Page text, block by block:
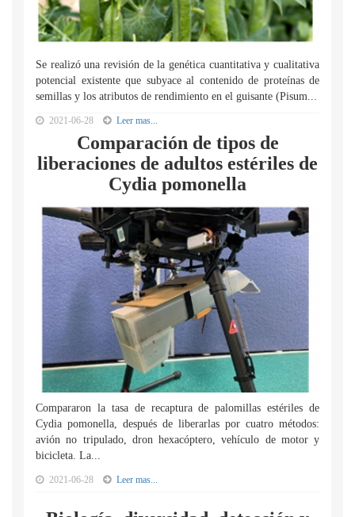
Se realizó una revisión de la genética cuantitativa y cualitativa
potencial existente que subyace al contenido de proteínas de
semillas y los atributos de rendimiento en el guisante (Pisum...
2021-06-28 Leer mas...
Comparación de tipos de
liberaciones de adultos estériles de
Cydia pomonella
Compararon la tasa de recaptura de palomillas estériles de
Cydia pomonella, después de liberarlas por cuatro métodos:
avión no tripulado, dron hexacóptero, vehículo de motor y
bicicleta. La...
2021-06-28 Leer mas...